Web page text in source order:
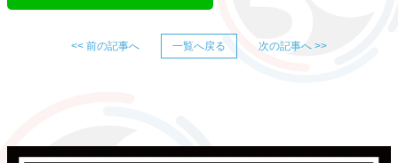
<< 前の記事へ 一覧へ戻る 次の記事へ >>